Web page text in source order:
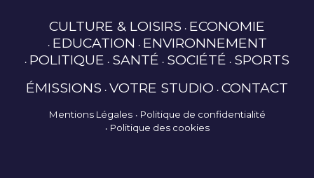
CULTURE & LOISIRS ECONOMIE
EDUCATION ENVIRONNEMENT
POLITIQUE SANTÉ SOCIÉTÉ SPORTS
ÉMISSIONS VOTRE STUDIO CONTACT
Mentions Légales
Politique de confidentialité
Politique des cookies